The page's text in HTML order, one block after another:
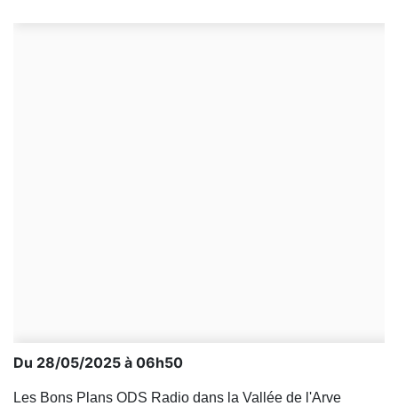
Du 28/05/2025 à 06h50
Les Bons Plans ODS Radio dans la Vallée de l'Arve